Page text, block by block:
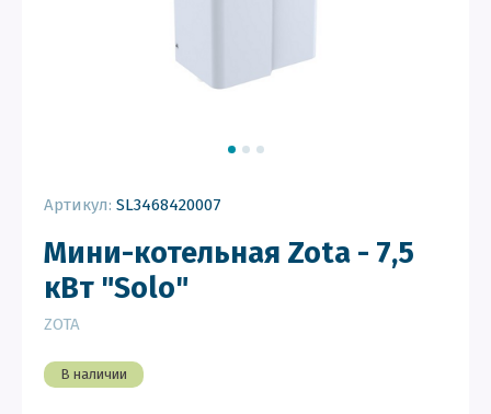
Артикул: SL3468420007
Мини-котельная Zota - 7,5
кВт "Solo"
ZOTA
В наличии